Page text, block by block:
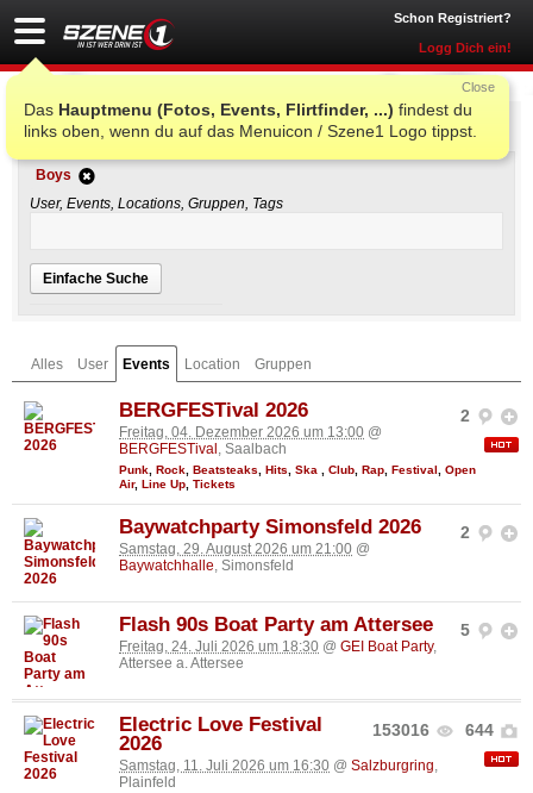
Schon Registriert?
Logg Dich ein!
Das Hauptmenu (Fotos, Events, Flirtfinder, ...) findest du
links oben, wenn du auf das Menuicon / Szene1 Logo tippst.
Close
Einfache Suche
Boys
User, Events, Locations, Gruppen, Tags
Einfache Suche
Alles User Events Location Gruppen
2
BERGFESTival 2026
Freitag, 04. Dezember 2026 um 13:00 @
BERGFESTival, Saalbach
Punk Rock Beatsteaks Hits Ska Club Rap Festival
Open
Air, Line Up Tickets
2
Baywatchparty Simonsfeld 2026
Samstag, 29. August 2026 um 21:00 @
Baywatchhalle, Simonsfeld
5
Flash 90s Boat Party am Attersee
Freitag, 24. Juli 2026 um 18:30 @ GEI Boat Party,
Attersee a. Attersee
153016 644
Electric Love Festival
2026
Samstag, 11. Juli 2026 um 16:30 @ Salzburgring,
Plainfeld